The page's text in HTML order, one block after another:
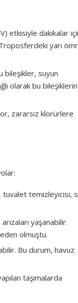
etkisiyle dakikalar
yarı
bileşikler, suyun
olarak bu bileşiklerin
zararsız klorürlere
tuvalet temizleyicisi,
yaşanabilir.
olmuştu.
Bu durum, havuz
taşımalarda